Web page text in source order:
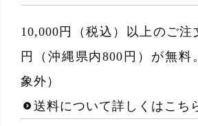
10,000円（税込）以上のご注
円（沖縄県内800円）が無
象外）
送料について詳しくはこち